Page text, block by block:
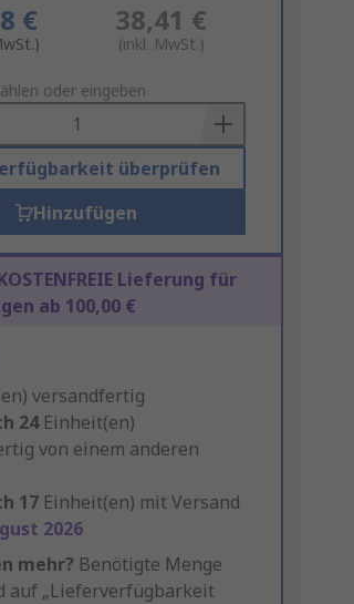
€ 38,41 €
(inkl. MwSt.)
oder eingeben
überprüfen
Hinzufügen
Lieferung für
ab 100,00 €
versandfertig
24 Einheit(en)
von einem anderen
17 Einheit(en) mit Versand
2026
mehr? Benötigte Menge
auf „Lieferverfügbarkeit